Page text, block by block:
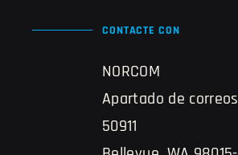
CONTACTE CON
NORCOM
Apartado de correos
50911